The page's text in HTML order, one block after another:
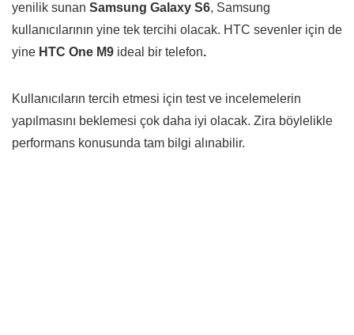
yenilik sunan Samsung Galaxy S6, Samsung
kullanıcılarının yine tek tercihi olacak. HTC sevenler için de
yine HTC One M9 ideal bir telefon.
Kullanıcıların tercih etmesi için test ve incelemelerin
yapılmasını beklemesi çok daha iyi olacak. Zira böylelikle
performans konusunda tam bilgi alınabilir.